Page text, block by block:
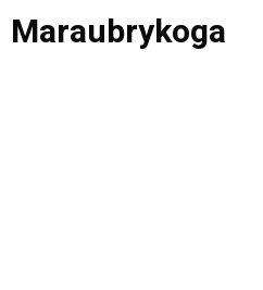
Saltar
alMaraubrykoga